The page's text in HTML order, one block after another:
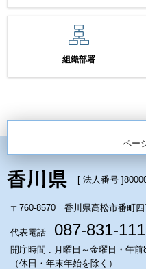
組織部署
ペー
[ 法人番号 ]
〒760-8570 香川県高松市番町四
代表電話 : 087-831-
開庁時間 : 月曜日～金曜日・午
（休日・年末年始を除く）